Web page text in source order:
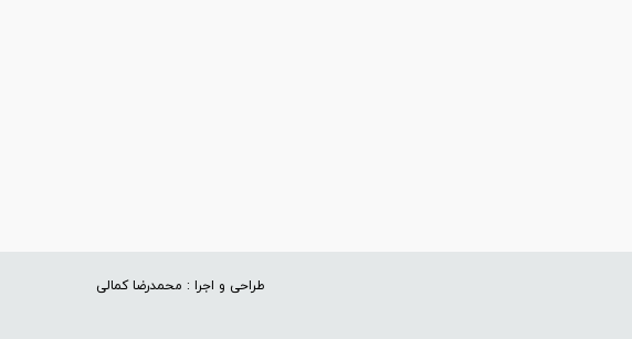
طراحی و اجرا : محمدرضا کمالی